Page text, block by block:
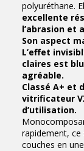
polyuréthane.
excellente
l’abrasion et
Son aspect
L’effet
claires est
agréable.
Classé A+ et
vitrificateur
d’utilisation.
rapidement, ce
couches en